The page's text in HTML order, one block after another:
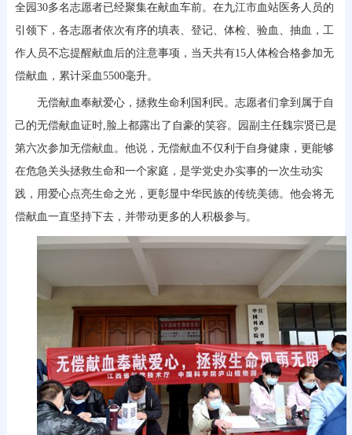
全园30多名志愿者已经聚集在献血车前。在九江市血站医务人员的
引领下，各志愿者依次有序的填表、登记、体检、验血、抽血，工
作人员不忘提醒献血后的注意事项，当天共有15人体检合格参加无
偿献血，累计采血5500毫升。
无偿献血奉献爱心，拯救生命利国利民。志愿者们拿到属于自
己的无偿献血证时,脸上都露出了自豪的笑容。园副主任魏宗贤已是
第六次参加无偿献血。他说，无偿献血不仅利于自身健康，更能够
在危急关头拯救生命和一个家庭，是学党史办实事的一次生动实
践，用爱心点亮生命之光，更彰显中华民族的传统美德。他会将无
偿献血一直坚持下去，并带动更多的人积极参与。